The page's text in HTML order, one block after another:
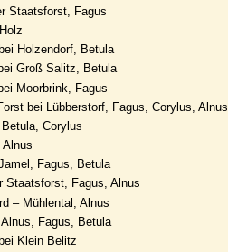
Staatsforst, Fagus
Holzendorf, Betula
Groß Salitz, Betula
Moorbrink, Fagus
bei Lübberstorf, Fagus, Corylus, Alnus
Corylus
Fagus, Betula
Fagus, Alnus
– Mühlental, Alnus
Fagus, Betula
Klein Belitz